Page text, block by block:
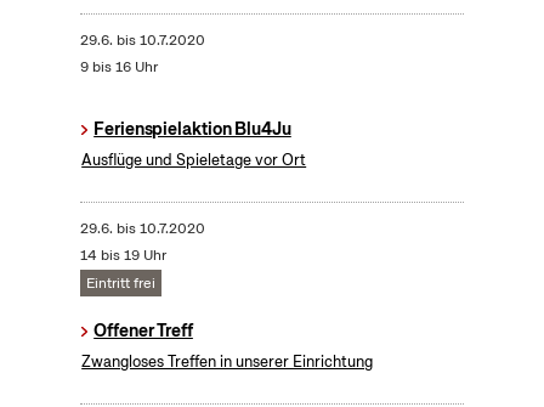
29.6. bis10.7.2020
9 bis 16 Uhr
Ferienspielaktion Blu4Ju
Ausflüge und Spieletage vor Ort
29.6. bis10.7.2020
14 bis 19 Uhr
Eintritt frei
Offener Treff
Zwangloses Treffen in unserer Einrichtung